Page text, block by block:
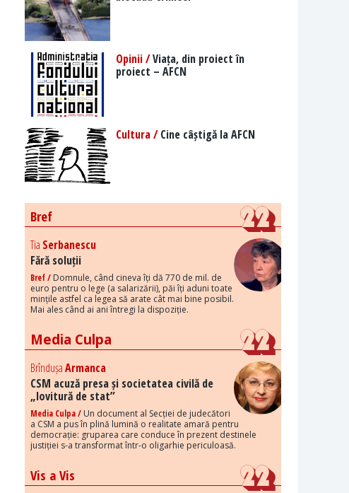
Opinii /Viața, din proiect în
proiect – AFCN
Cultura /Cine câștigă la AFCN
Bref
Tia Serbanescu
Fără soluții
Bref / Domnule, când cineva îți dă 770 de mil. de
euro pentru o lege (a salarizării), păi îți aduni toate
mințile astfel ca legea să arate cât mai bine posibil.
Mai ales când ai ani întregi la dispoziție.
Media Culpa
BrîndușaArmanca
CSM acuză presa și societatea civilă de
„lovitură de stat”
Media Culpa / Un document al Secției de judecători
a CSM a pus în plină lumină o realitate amară pentru
democrație: gruparea care conduce în prezent destinele
justiției s-a transformat într-o oligarhie periculoasă.
Vis a Vis